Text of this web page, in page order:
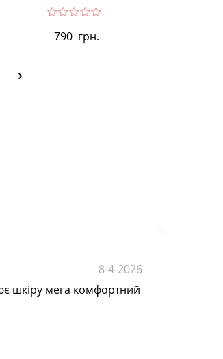
790 грн.
8-4-2026
шкіру мега комфортний